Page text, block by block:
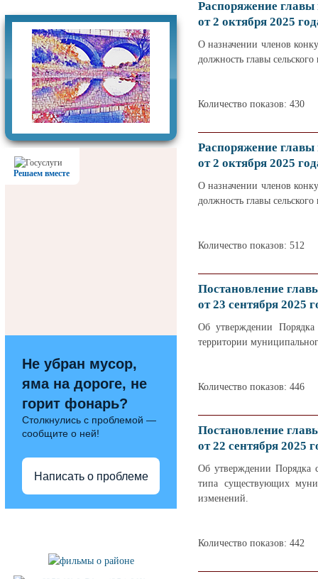
Решаем вместе
Не убран мусор,
яма на дороге, не
горит фонарь?
Столкнулись с проблемой —
сообщите о ней!
Написать о проблеме
Распоряжение
от 2 октября 2025
О назначении членов
должность главы
Количество показов: 430
Распоряжение
от 2 октября 2025
О назначении членов
должность главы
Количество показов: 512
Постановление
от 23 сентября 2025
Об утверждении
территории
Количество показов: 446
Постановление
от 22 сентября 2025
Об утверждении Порядка
типа существующих
изменений.
Количество показов: 442